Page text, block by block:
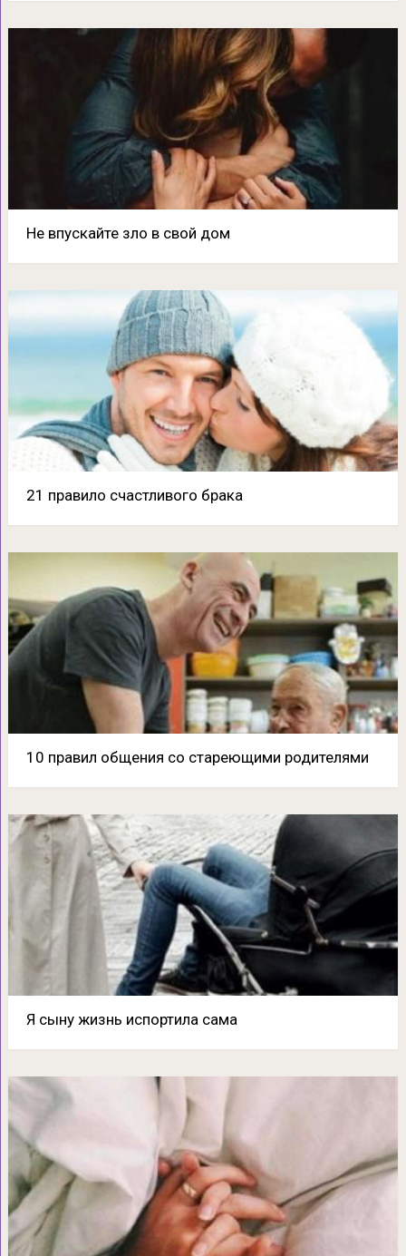
Не впускайте зло в свой дом
21 правило счастливого брака
10 правил общения со стареющими родителями
Я сыну жизнь испортила сама